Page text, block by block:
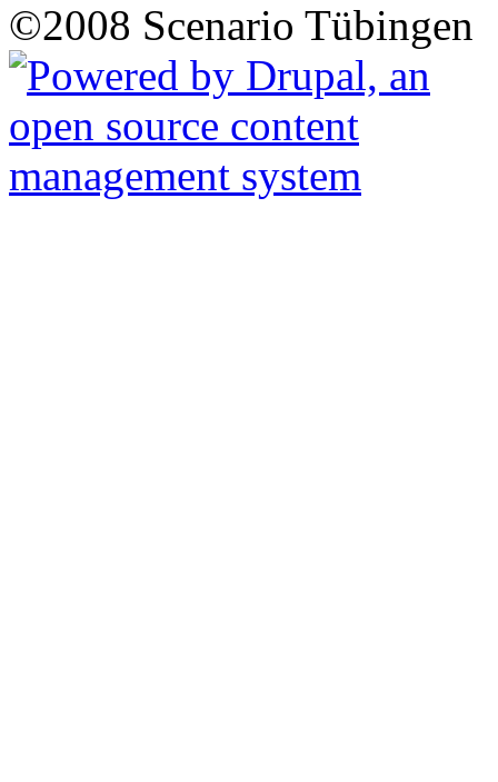
©2008 Scenario Tübingen